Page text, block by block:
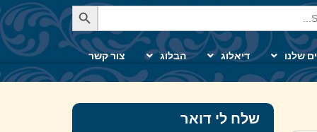
שלנו דיאלוג הבלוג צור קשר
שלח לי דואר